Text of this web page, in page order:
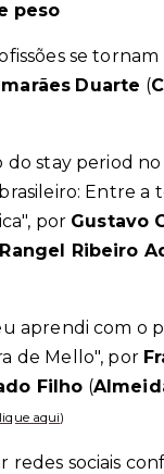
peso
se
Duarte (
do stay period
Entre a
por Gustavo
Ribeiro
aprendi com o
de Mello", por
Filho (
aqui)
redes sociais